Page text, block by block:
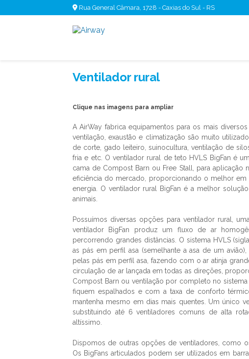
Rua General Câmara, 1728 - Caxias do Sul - RS
Ventilador rural
Clique nas imagens para ampliar
A AirWay fabrica equipamentos para os mais
ventilação, exaustão e climatização são muito
de corte, gado leiteiro, suinocultura, ventilação de
fria e etc. Oventilador rural
de teto HVLS BigFan é
cama de Compost Barn ou Free Stall, para
eficiência do mercado, proporcionando o melhor
energia. O ventilador rural
BigFan é a melhor
animais.
Possuímos diversas opções para ventilador rural
,
ventilador BigFan produz um fluxo de ar
percorrendo grandes distâncias. O sistema HVLS
as pás em perfil asa (semelhante a asa de um
pelas pás em perfil asa, fazendo com o ar atinja
circulação de ar lançada em todas as direções,
Compost Barn ou ventilação por completo no
fiquem espalhados e com a taxa de conforto
mantenha mesmo em dias mais quentes. Um único
substituindo até 6 ventiladores comuns de alta
altíssimo.
Dispomos de outras opções de ventiladores, como
Os BigFans articulados podem ser utilizados em